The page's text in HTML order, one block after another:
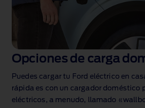
Opciones de carga
Puedes cargar tu Ford eléctrico en
rápida es con un cargador doméstico
eléctricos, a menudo, llamado